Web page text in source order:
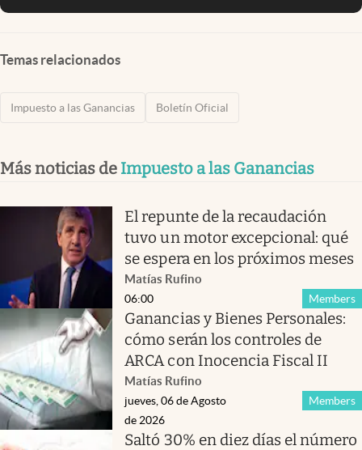
Temas relacionados
Impuesto a las Ganancias Boletín Oficial
Más noticias de Impuesto a las Ganancias
El repunte de la recaudación
tuvo un motor excepcional: qué
se espera en los próximos meses
Matías Rufino
Members
06:00
Ganancias y Bienes Personales:
cómo serán los controles de
ARCA con Inocencia Fiscal II
Matías Rufino
Members
jueves, 06 de Agosto
de 2026
Saltó 30% en diez días el número